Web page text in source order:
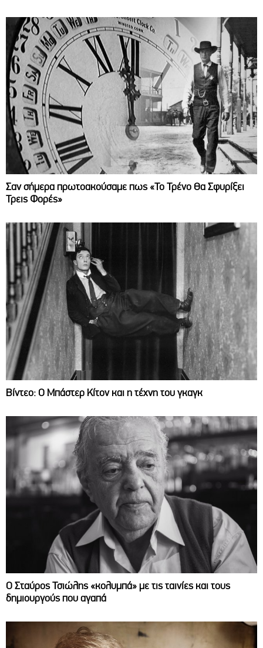
Σαν σήμερα πρωτοακούσαμε πως «Το Τρένο Θα Σφυρίξει
Τρεις Φορές»
Βίντεο: Ο Μπάστερ Κίτον και η τέχνη του γκαγκ
Ο Σταύρος Τσιώλης «κολυμπά» με τις ταινίες και τους
δημιουργούς που αγαπά